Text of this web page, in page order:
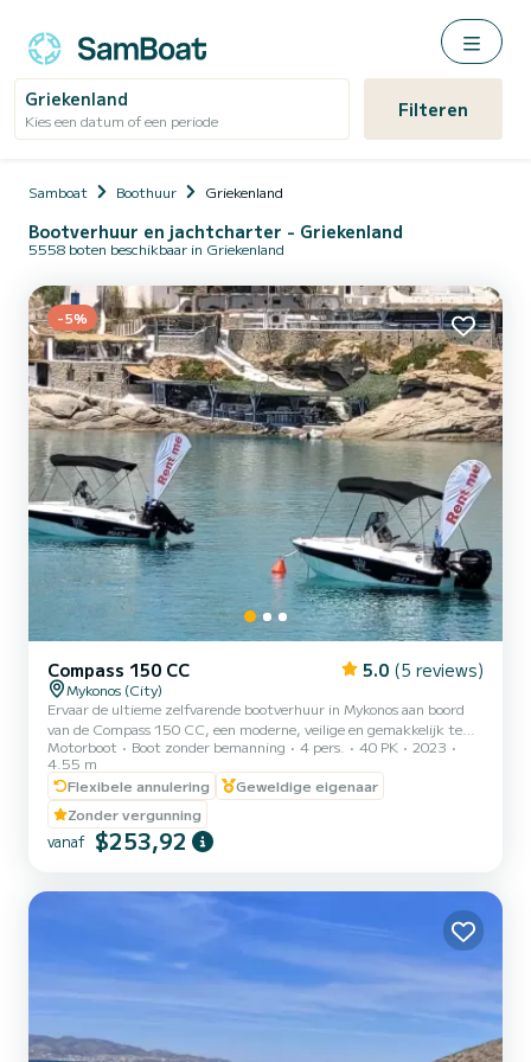
Griekenland
Kies een datum of een periode Filteren
Samboat Boothuur Griekenland
Bootverhuur en jachtcharter - Griekenland
5558 boten beschikbaar in Griekenland
-5%
Compass 150 CC 5.0 (5 reviews)
Mykonos (City)
Ervaar de ultieme zelfvarende bootverhuur in Mykonos aan boord
van de Compass 150 CC, een moderne, veilige en gemakkelijk te
hanteren kleine boot zonder vergunning. Perfect voor
privéboottochten, familiebootavonturen, romantische uitjes en all-
inclusive dagtochten naar de zuidkust van Mykonos, Dragonisi,
Rhenia en Delos Island. Onze Compass 150 CC stelt u in staat om
deze prachtige locaties op uw eigen tempo te verkennen. Geen
vergunning is vereist, waardoor het ideaal is voor beginners en
Motorboot Boot zonder bemanning 4 pers. 40 PK
2023
4.55 m
Flexibele annulering
Geweldige eigenaar
Zonder vergunning
vanaf $253,92